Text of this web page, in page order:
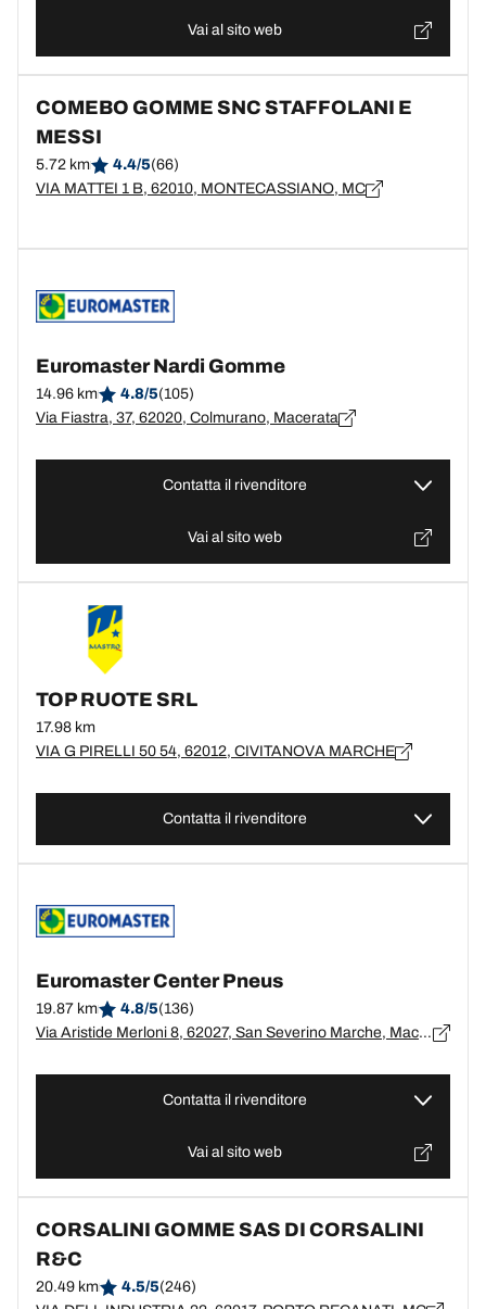
Vai al sito web
COMEBO GOMME SNC STAFFOLANI E
MESSI
5.72 km 4.4/5(66)
VIA MATTEI 1 B, 62010, MONTECASSIANO, MC
Euromaster Nardi Gomme
14.96 km 4.8/5(105)
Via Fiastra, 37, 62020, Colmurano, Macerata
Contatta il rivenditore
Vai al sito web
TOP RUOTE SRL
17.98 km
VIA G PIRELLI 50 54, 62012, CIVITANOVA MARCHE
Contatta il rivenditore
Euromaster Center Pneus
19.87 km 4.8/5(136)
Via Aristide Merloni 8, 62027, San Severino Marche, Macerata
Contatta il rivenditore
Vai al sito web
CORSALINI GOMME SAS DI CORSALINI
R&C
20.49 km 4.5/5(246)